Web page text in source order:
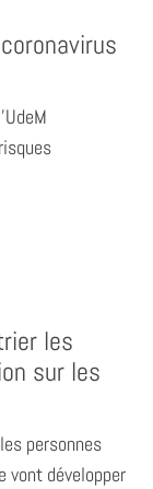
les
sur les
personnes
vont développer